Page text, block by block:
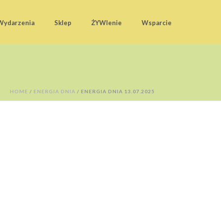
Sklep ŻYWIenie Wsparcie
HOME / ENERGIA DNIA / ENERGIA DNIA 13.07.2025